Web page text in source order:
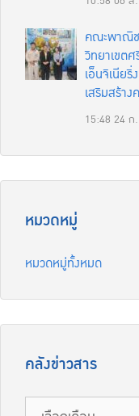
คณะพาณิช
วิทยาเขต
เอ็นจิเนีย
เสริมสร้า
15:48 24 ก
หมวดหมู่
หมวดหมู่ทั้งหมด
คลังข่าวสาร